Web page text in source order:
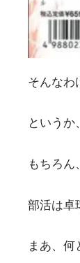
そんなわ
というか
もちろ
部活は卓
まあ、何